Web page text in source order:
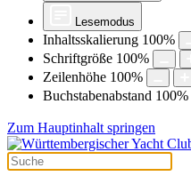
Lesemodus
Inhaltsskalierung 100%
Schriftgröße 100%
Zeilenhöhe 100%
Buchstabenabstand 100%
Zum Hauptinhalt springen